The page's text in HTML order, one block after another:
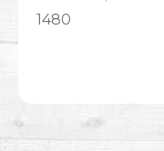
1480